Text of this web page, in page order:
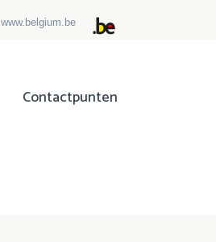
www.belgium.be
Contactpunten